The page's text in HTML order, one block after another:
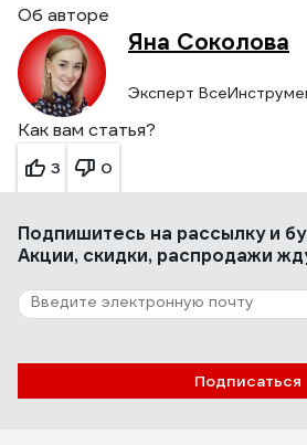
Об авторе
Яна Соколова
Эксперт
Как вам статья?
3 0
Подпишитесь на рассылкуи
Акции, скидки, распродажи
Подписаться